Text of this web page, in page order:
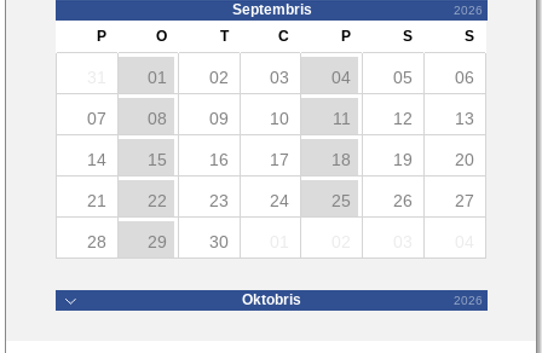
Septembris 2026
P O T C P S S
01 02 03 04 05 06
07 08 09 10 11 12 13
14 15 16 17 18 19 20
21 22 23 24 25 26 27
28 29 30
Oktobris 2026